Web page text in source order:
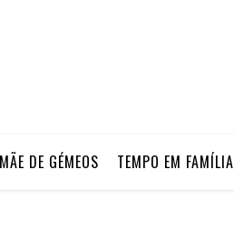
DE GÉMEOS TEMPO EM FAMÍLIA